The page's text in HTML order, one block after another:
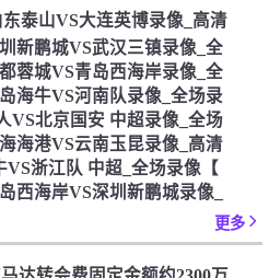
东泰山VS大连英博录像_高清
新鹏城VS武汉三镇录像_全
蓉城VS青岛西海岸录像_全
海牛VS河南队录像_全场录
VS北京国安 中超录像_全场
海港VS云南玉昆录像_高清
VS浙江队 中超_全场录像【
西海岸VS深圳新鹏城录像_
更多